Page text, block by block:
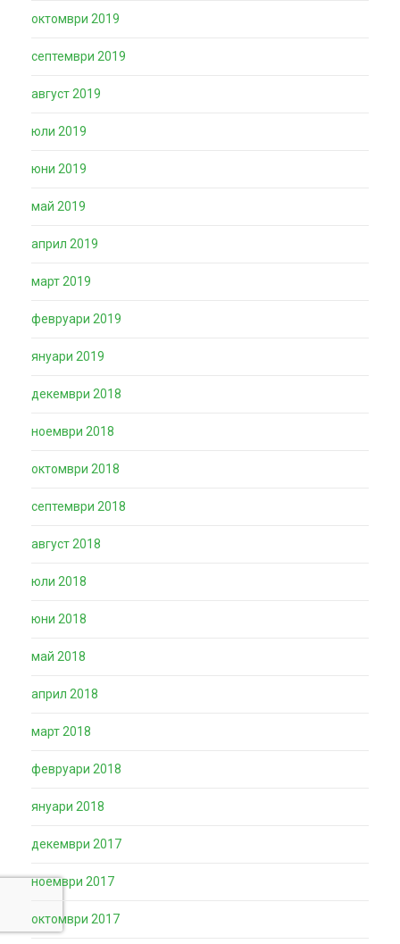
октомври 2019
септември 2019
август 2019
юли 2019
юни 2019
май 2019
април 2019
март 2019
февруари 2019
януари 2019
декември 2018
ноември 2018
октомври 2018
септември 2018
август 2018
юли 2018
юни 2018
май 2018
април 2018
март 2018
февруари 2018
януари 2018
декември 2017
ноември 2017
октомври 2017